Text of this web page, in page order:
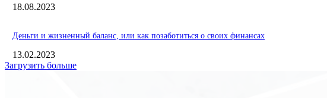
18.08.2023
Деньги и жизненный баланс, или как позаботиться о своих финансах
13.02.2023
Загрузить больше